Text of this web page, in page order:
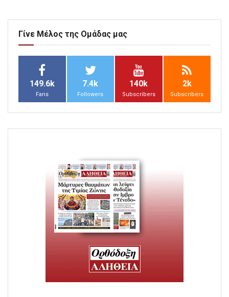
Γίνε Μέλος της Ομάδας μας
149.6k
Fans
7.4k
Followers
140k
Subscribers
2k
Subscribers